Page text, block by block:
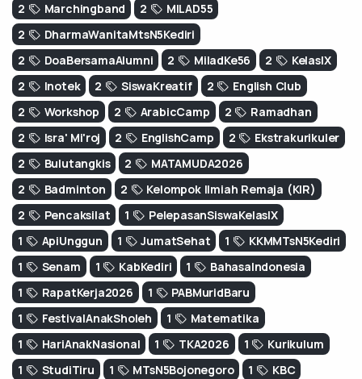
2
Marchingband 2
MILAD55
2
DharmaWanitaMtsN5Kediri
2
DoaBersamaAlumni 2 MiladKe56 2
KelasIX
2
Inotek 2 SiswaKreatif 2
English Club
2
Workshop 2 ArabicCamp 2
Ramadhan
2
Isra' Mi'roj 2 EnglishCamp 2
Ekstrakurikuler
2
Bulutangkis 2
MATAMUDA2026
2
Badminton 2
Kelompok Ilmiah Remaja (KIR)
2
Pencaksilat 1
PelepasanSiswaKelasIX
1
ApiUnggun 1 JumatSehat 1
KKMMTsN5Kediri
1
Senam 1 KabKediri 1
BahasaIndonesia
1
RapatKerja2026 1
PABMuridBaru
1
FestivalAnakSholeh 1
Matematika
1
HariAnakNasional 1 TKA2026 1
Kurikulum
1
StudiTiru 1 MTsN5Bojonegoro 1
KBC